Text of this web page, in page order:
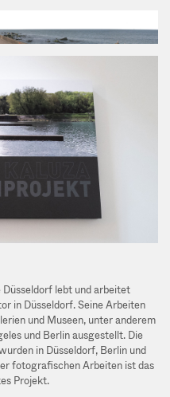
lebt und arbeitet
in Düsseldorf. Seine Arbeiten
und Museen, unter anderem
und Berlin ausgestellt. Die
in Düsseldorf, Berlin und
fotografischen Arbeiten ist das
Projekt.